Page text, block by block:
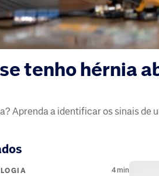
tenho hérnia
Aprenda a identificar os sinais de
4min